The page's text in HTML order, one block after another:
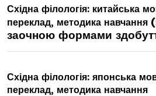
Східна філологія: китайська
переклад, методика навчання
заочною формами
Східна філологія: японська
переклад, методика навчання